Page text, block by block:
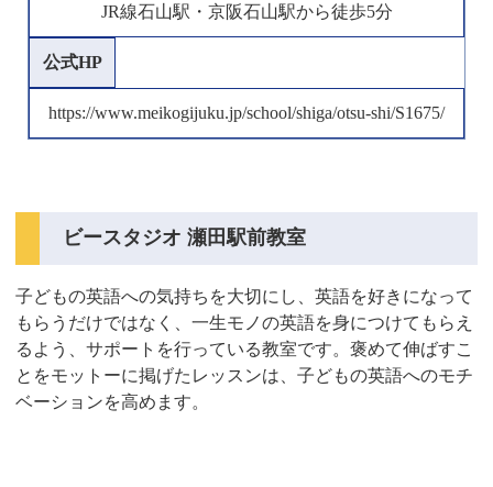
JR線石山駅・京阪石山駅から徒歩5分
公式HP
https://www.meikogijuku.jp/school/shiga/otsu-shi/S1675/
ビースタジオ 瀬田駅前教室
子どもの英語への気持ちを大切にし、英語を好きになって
もらうだけではなく、一生モノの英語を身につけてもらえ
るよう、サポートを行っている教室です。褒めて伸ばすこ
とをモットーに掲げたレッスンは、子どもの英語へのモチ
ベーションを高めます。